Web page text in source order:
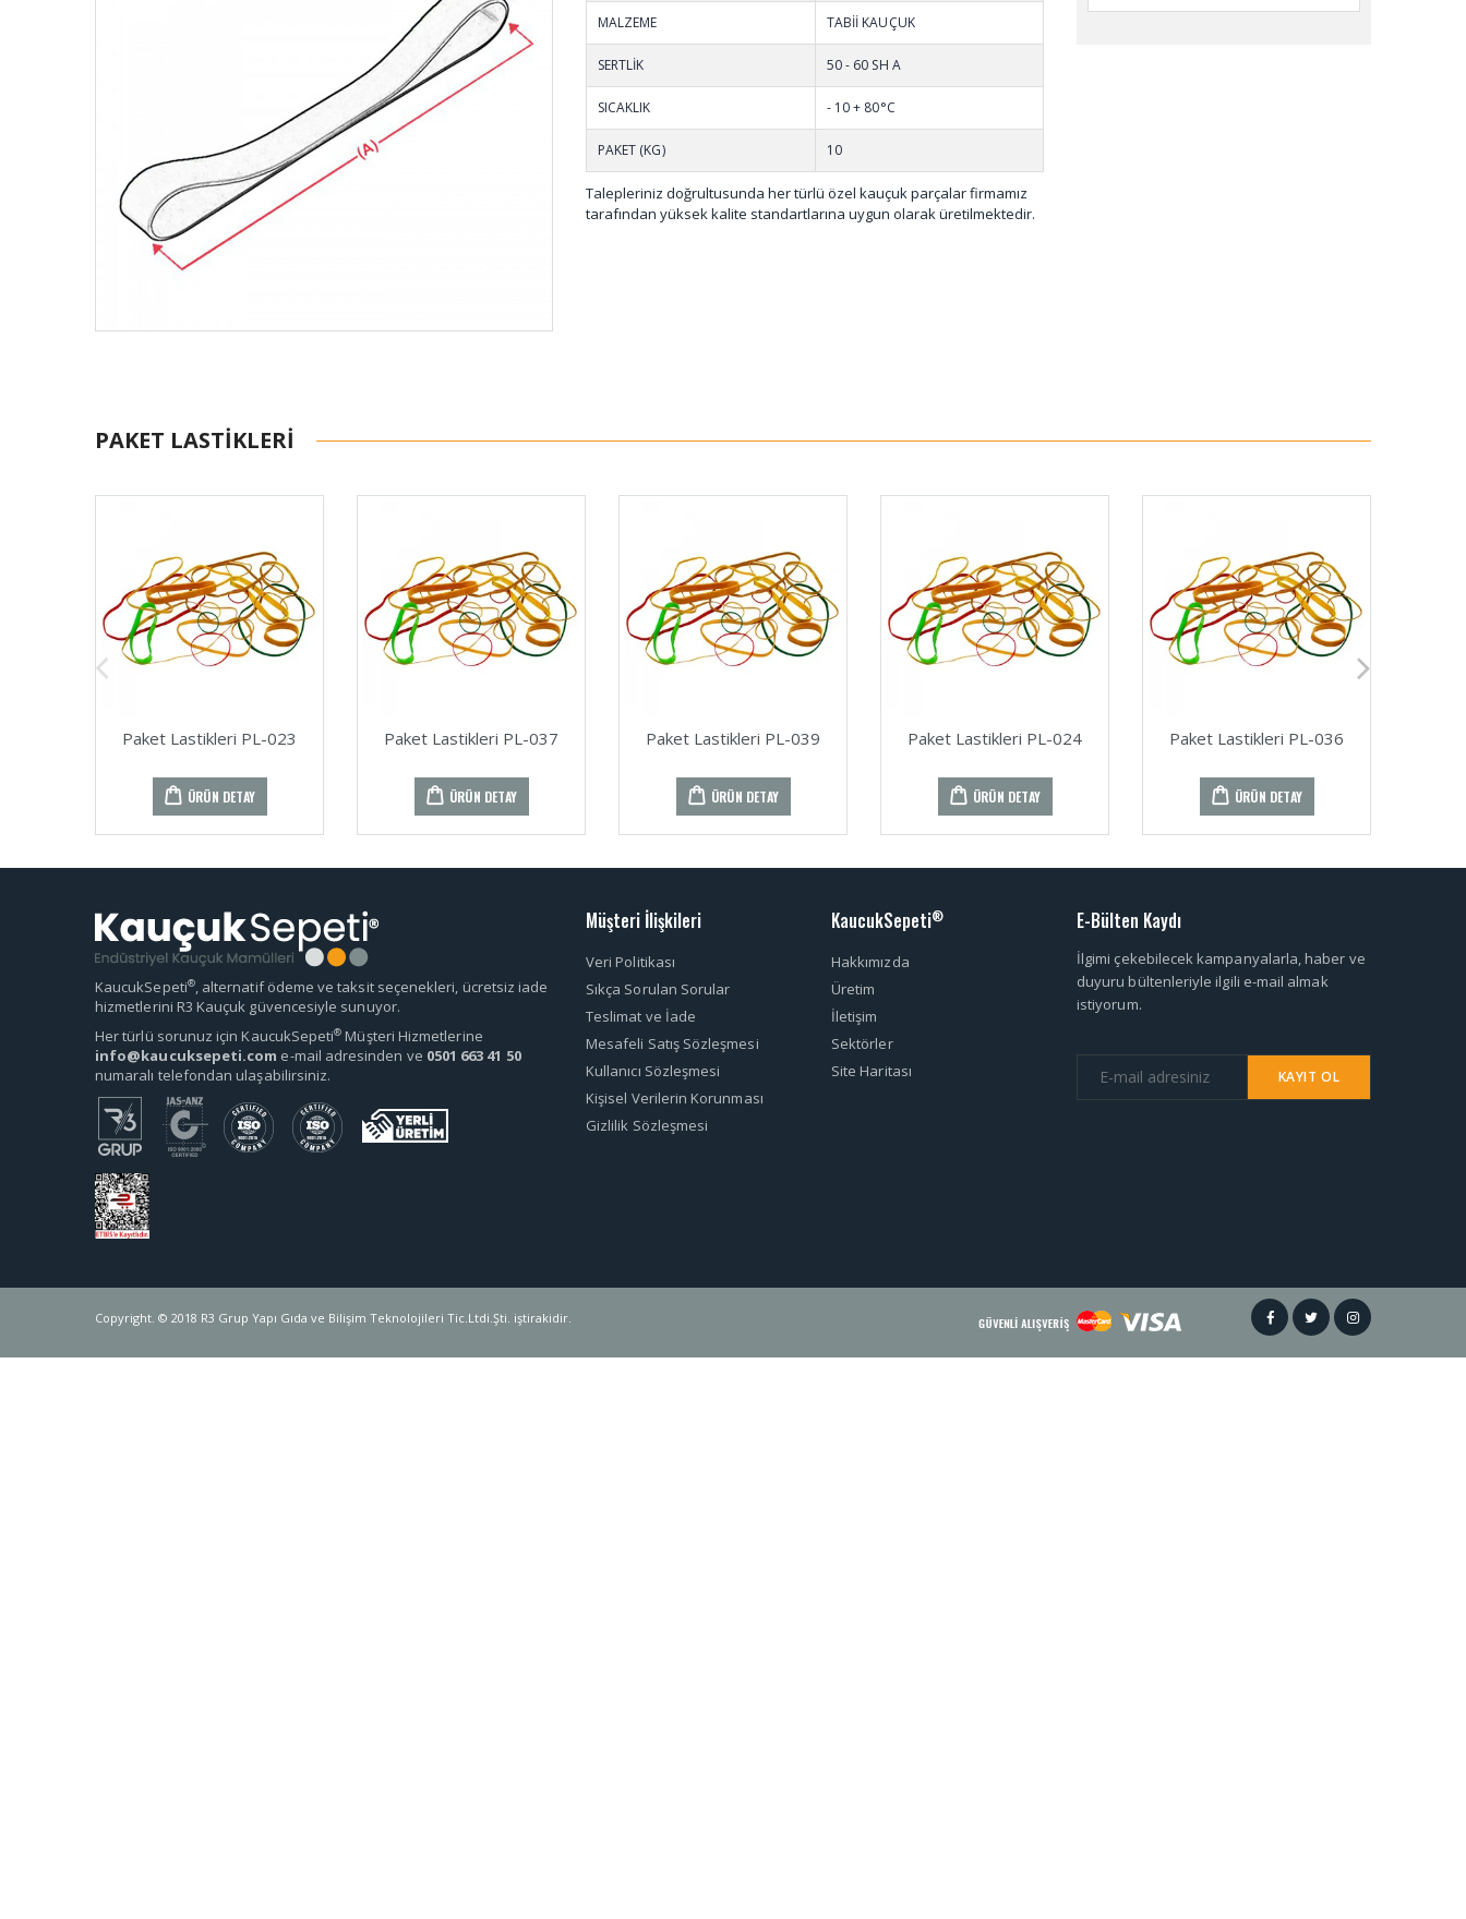
MALZEME TABİİ KAUÇUK
SERTLİK 50 - 60 SH A
SICAKLIK - 10 + 80°C
PAKET (KG) 10
Talepleriniz doğrultusunda her türlü özel kauçuk parçalar firmamız
tarafından yüksek kalite standartlarına uygun olarak üretilmektedir.
PAKET LASTIKLERI
Paket Lastikleri PL-023
ÜRÜN DETAY
Paket Lastikleri PL-037
ÜRÜN DETAY
Paket Lastikleri PL-039
ÜRÜN DETAY
Paket Lastikleri PL-024
ÜRÜN DETAY
Paket Lastikleri PL-036
ÜRÜN DETAY
KaucukSepeti®, alternatif ödeme ve taksit seçenekleri, ücretsiz iade
hizmetlerini R3 Kauçuk güvencesiyle sunuyor.
Her türlü sorunuz için KaucukSepeti® Müşteri Hizmetlerine
info@kaucuksepeti.com e-mail adresinden ve 0501 663 41 50
numaralı telefondan ulaşabilirsiniz.
Müşteri İlişkileri
Veri Politikası
Sıkça Sorulan Sorular
Teslimat ve İade
Mesafeli Satış Sözleşmesi
Kullanıcı Sözleşmesi
Kişisel Verilerin Korunması
Gizlilik Sözleşmesi
KaucukSepeti®
Hakkımızda
Üretim
İletişim
Sektörler
Site Haritası
E-Bülten Kaydı
İlgimi çekebilecek kampanyalarla, haber ve
duyuru bültenleriyle ilgili e-mail almak
istiyorum.
Copyright. © 2018 R3 Grup Yapı Gıda ve Bilişim Teknolojileri Tic.Ltdi.Şti. iştirakidir.